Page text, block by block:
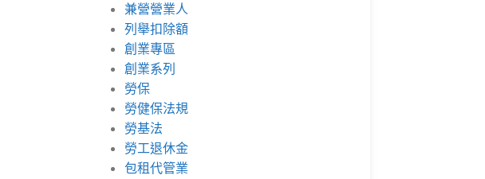
兼營營業人
列舉扣除額
創業專區
創業系列
勞保
勞健保法規
勞基法
勞工退休金
包租代管業